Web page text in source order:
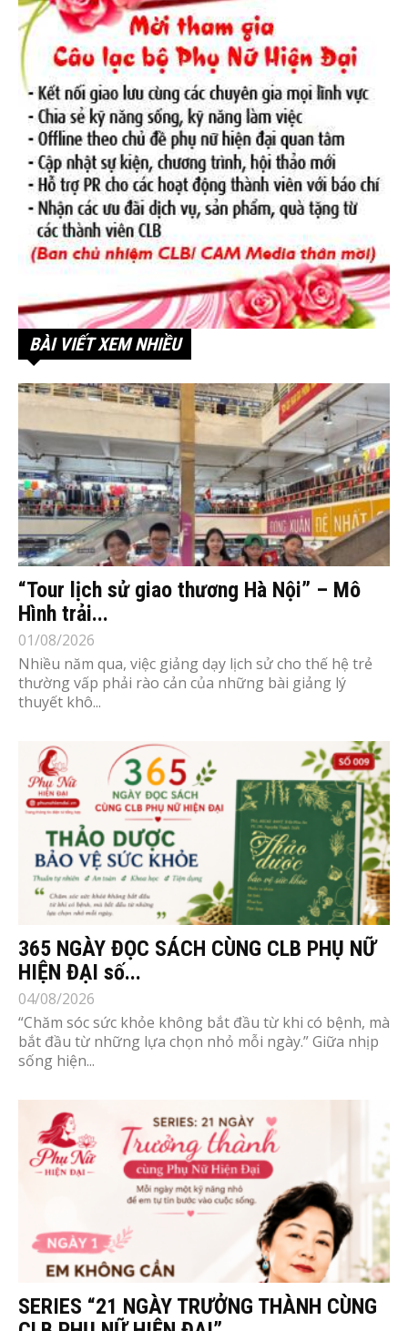
BÀI VIẾT XEM NHIỀU
“Tour lịch sử giao thương Hà Nội” – Mô
Hình trải...
01/08/2026
Nhiều năm qua, việc giảng dạy lịch sử cho thế hệ trẻ
thường vấp phải rào cản của những bài giảng lý
thuyết khô...
365 NGÀY ĐỌC SÁCH CÙNG CLB PHỤ NỮ
HIỆN ĐẠI số...
04/08/2026
“Chăm sóc sức khỏe không bắt đầu từ khi có bệnh, mà
bắt đầu từ những lựa chọn nhỏ mỗi ngày.” Giữa nhịp
sống hiện...
SERIES “21 NGÀY TRƯỞNG THÀNH CÙNG